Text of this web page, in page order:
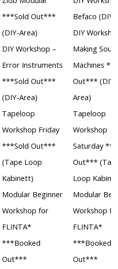
***Sold Out***
(DIY-Area)
DIY Workshop –
Error Instruments
***Sold Out***
(DIY-Area)
Tapeloop
Workshop Friday
***Sold Out***
(Tape Loop
Kabinett)
Modular Beginner
Workshop for
FLINTA*
***Booked
Out***
Befaco (DIY-
DIY
Making
Machines
Out*** (DIY-
Area)
Tapeloop
Workshop
Saturday
Out***
Loop
Modular
Workshop
FLINTA*
***Booked
Out***